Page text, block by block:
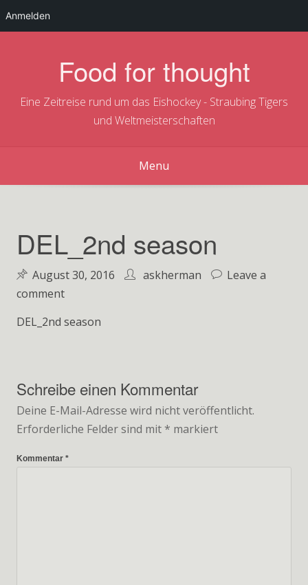
Food for thought
Eine Zeitreise rund um das Eishockey - Straubing Tigers
und Weltmeisterschaften
Menu
DEL_2nd season
August 30, 2016 askherman
Leave a
commenton
season
DEL_2nd season
Schreibe einen Kommentar
Deine E-Mail-Adresse wird nicht veröffentlicht.
Erforderliche Felder sind mit * markiert
Kommentar *
Anmelden